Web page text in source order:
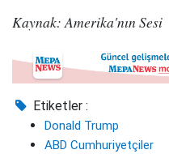
Kaynak: Amerika'nın Sesi
Etiketler :
Donald Trump
ABD Cumhuriyetçiler